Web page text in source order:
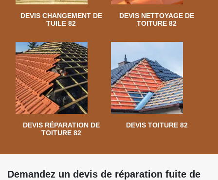
DEVIS CHANGEMENT DE
TUILE 82
DEVIS NETTOYAGE DE
TOITURE 82
DEVIS RÉPARATION DE
TOITURE 82
DEVIS TOITURE 82
Demandez un devis de réparation fuite de